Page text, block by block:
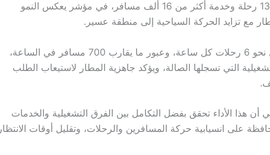
واحد، تمثلت في تشغيل 132 رحلة وخدمة أكثر من 16 ألف مسافر، في مؤشر يعكس النمو
مع تزايد الحركة السياحية إلى منطقة عسير.
وتعادل هذه الأرقام تشغيل نحو 6 رحلات كل ساعة، وعبور ما يقارب 700 مسافر في الساعة،
التي تسجلها الصالة، ويؤكد جاهزية المطار لاستيعاب الطلب
أن هذا الأداء تحقق بفضل التكامل بين الفرق التشغيلية والخدمات
على انسيابية حركة المسافرين والرحلات، وتقليل أوقات الانتظار